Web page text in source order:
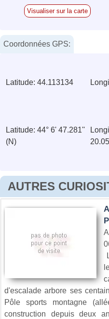
Visualiser sur la carte
Coordonnées GPS:
Latitude: 44.113134
Latitude: 44° 6' 47.281''
(N)
AUTRES
d'escalade arbore ses
Pôle sports montagne
construction depuis deux